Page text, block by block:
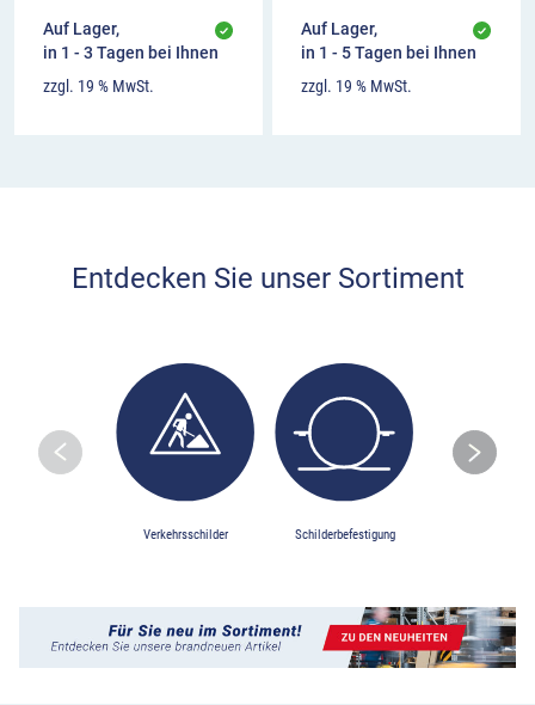
Auf Lager,
in 1 - 3 Tagen bei Ihnen
zzgl. 19 % MwSt.
Auf Lager,
in 1 - 5 Tagen bei Ihnen
zzgl. 19 % MwSt.
Entdecken Sie unser Sortiment
Skip to
Verkehrsschilder Schilderbefestigung